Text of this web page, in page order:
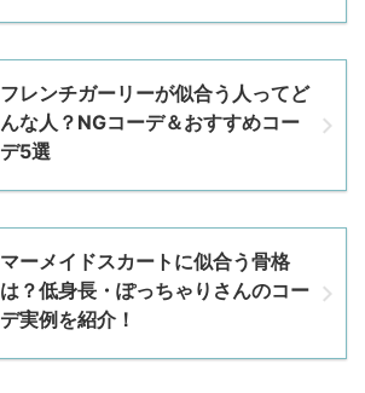
フレンチガーリーが似合う人ってど
んな人？NGコーデ＆おすすめコー
デ5選
マーメイドスカートに似合う骨格
は？低身長・ぽっちゃりさんのコー
デ実例を紹介！